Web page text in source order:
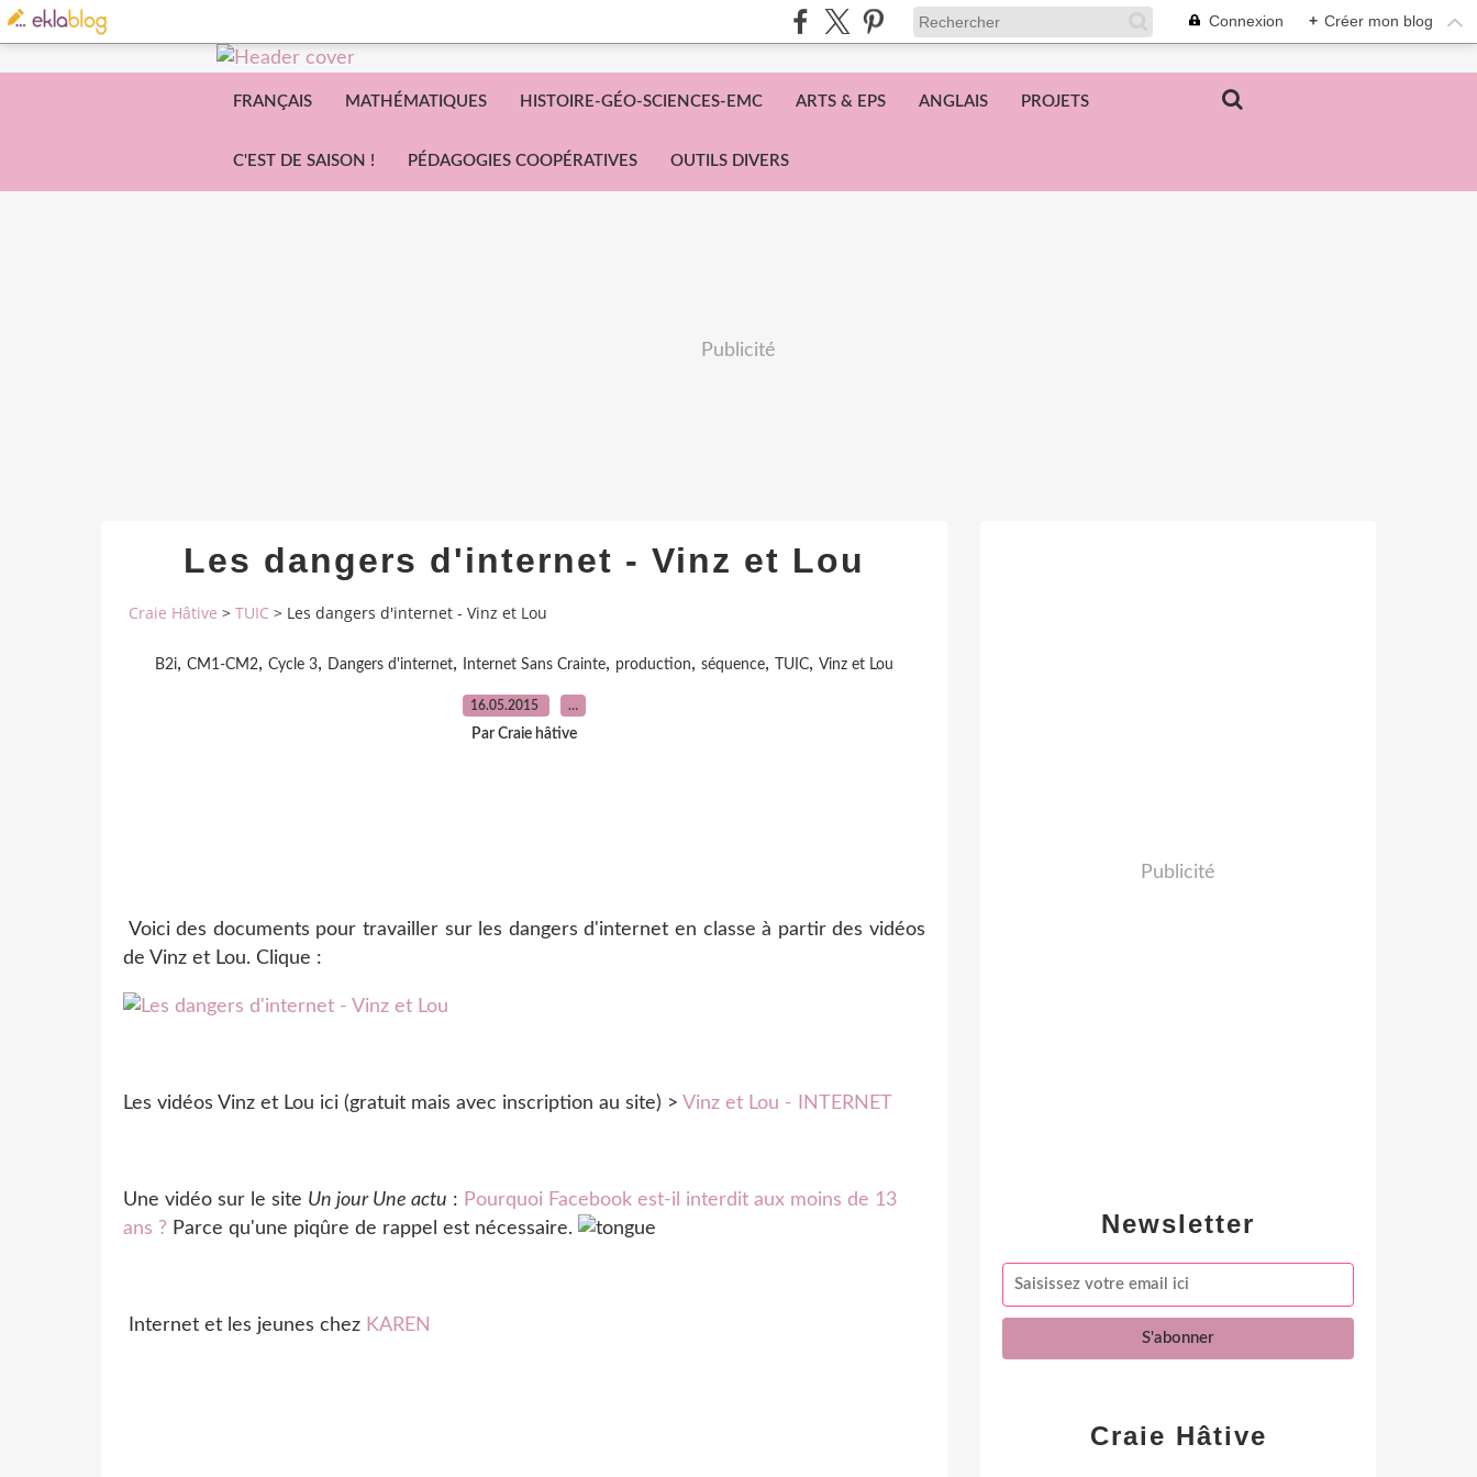
Connexion + Créer mon blog
FRANÇAIS MATHÉMATIQUES HISTOIRE-GÉO-SCIENCES-EMC ARTS & EPS ANGLAIS PROJETS
C'EST DE SAISON ! PÉDAGOGIES COOPÉRATIVES OUTILS DIVERS
Publicité
Les dangers d'internet - Vinz et Lou
Craie Hâtive > TUIC > Les dangers d'internet - Vinz et Lou
B2i, CM1-CM2, Cycle 3, Dangers d'internet, Internet Sans Crainte, production, séquence, TUIC, Vinz et Lou
16.05.2015 …
Par Craie hâtive
Voici des documents pour travailler sur les dangers d'internet en classe à partir des vidéos
de Vinz et Lou. Clique :
Les vidéos Vinz et Lou ici (gratuit mais avec inscription au site) > Vinz et Lou - INTERNET
Une vidéo sur le site Un jour Une actu : Pourquoi Facebook est-il interdit aux moins de 13
ans ? Parce qu'une piqûre de rappel est nécessaire.
Internet et les jeunes chez KAREN
Newsletter
Publicité
Craie Hâtive